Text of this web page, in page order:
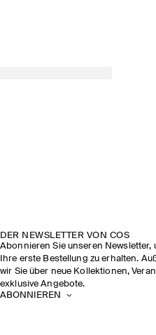
DER NEWSLETTER VON COS
Abonnieren Sie unseren Newsletter,
Ihre erste Bestellung zu erhalten.
wir Sie über neue Kollektionen,
exklusive Angebote.
ABONNIEREN